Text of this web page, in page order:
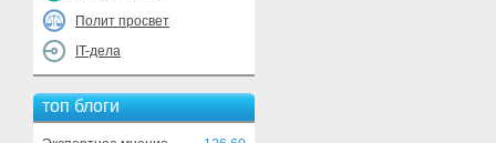
Полит просвет
IT-дела
топ блоги